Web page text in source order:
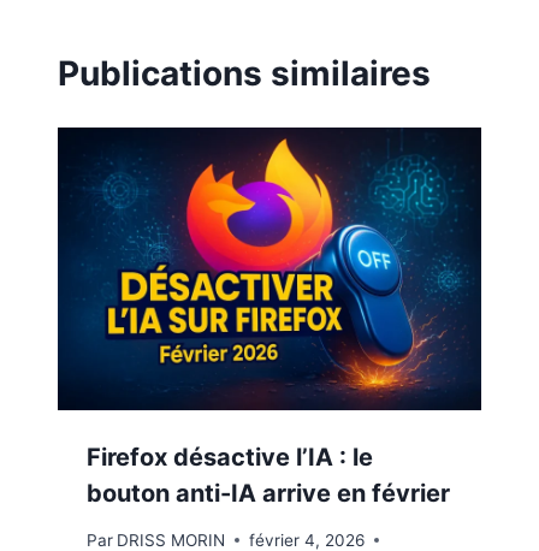
Publications similaires
Firefox désactive l’IA : le
bouton anti-IA arrive en février
Par DRISS MORIN
février 4, 2026